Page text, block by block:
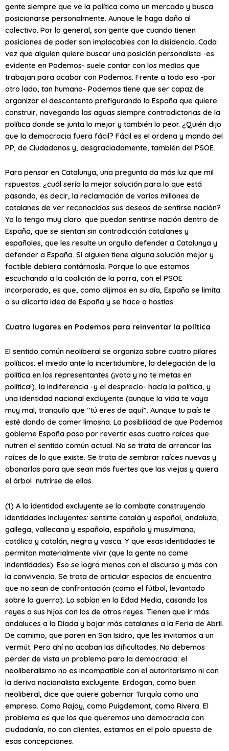
gente siempre que ve la política como un mercado y busca
posicionarse personalmente. Aunque le haga daño al
colectivo. Por lo general, son gente que cuando tienen
posiciones de poder son implacables con la disidencia. Cada
vez que alguien quiere buscar una posición personalista -es
evidente en Podemos- suele contar con los medios que
trabajan para acabar con Podemos. Frente a todo eso -por
otro lado, tan humano- Podemos tiene que ser capaz de
organizar el descontento prefigurando la España que quiere
construir, navegando las aguas siempre contradictorias de la
política donde se junta lo mejor y también lo peor. ¿Quién dijo
que la democracia fuera fácil? Fácil es el ordena y mando del
PP, de Ciudadanos y, desgraciadamente, también del PSOE.
Para pensar en Catalunya, una pregunta da más luz que mil
rspuestas: ¿cuál sería la mejor solución para lo que está
pasando, es decir, la reclamación de varios millones de
catalanes de ver reconocidos sus deseos de sentirse nación?
Yo lo tengo muy claro: que puedan sentirse nación dentro de
España, que se sientan sin contradicción catalanes y
españoles, que les resulte un orgullo defender a Catalunya y
defender a España. Si alguien tiene alguna solución mejor y
factible debiera contárnosla. Porque lo que estamos
escuchando a la coalición de la porra, con el PSOE
incorporado, es que, como dijimos en su día, España se limita
a su alicorta idea de España y se hace a hostias.
Cuatro lugares en Podemos para reinventar la política
El sentido común neoliberal se organiza sobre cuatro pilares
políticos: el miedo ante la incertidumbre, la delegación de la
política en los representantes (¡vota y no te metas en
política!), la indiferencia -y el desprecio- hacia la política, y
una identidad nacional excluyente (aunque la vida te vaya
muy mal, tranquilo que “tú eres de aquí”. Aunque tu país te
esté dando de comer limosna. La posibilidad de que Podemos
gobierne España pasa por revertir esas cuatro raíces que
nutren el sentido común actual. No se trata de arrancar las
raíces de lo que existe. Se trata de sembrar raíces nuevas y
abonarlas para que sean más fuertes que las viejas y quiera
el árbol nutrirse de ellas.
(1) A la identidad excluyente se la combate construyendo
identidades incluyentes: sentirte catalán y español, andaluza,
gallega, vallecana y española, española y musulmana,
católico y catalán, negra y vasca. Y que esas identidades te
permitan materialmente vivir (que la gente no come
indentidades). Eso se logra menos con el discurso y más con
la convivencia. Se trata de articular espacios de encuentro
que no sean de confrontación (como el fútbol, levantado
sobre la guerra). Lo sabían en la Edad Media, casando los
reyes a sus hijos con los de otros reyes. Tienen que ir más
andaluces a la Diada y bajar más catalanes a la Feria de Abril.
De camimo, que paren en San Isidro, que les invitamos a un
vermút. Pero ahí no acaban las dificultades. No debemos
perder de vista un problema para la democracia: el
neoliberalismo no es incompatible con el autoritarismo ni con
la deriva nacionalista excluyente. Erdogan, como buen
neoliberal, dice que quiere gobernar Turquía como una
empresa. Como Rajoy, como Puigdemont, como Rivera. El
problema es que los que queremos una democracia con
ciudadanía, no con clientes, estamos en el polo opuesto de
esas concepciones.